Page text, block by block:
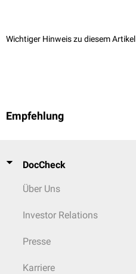
Wichtiger Hinweis zu diesem Artikel
Empfehlung
DocCheck
Über Uns
Investor Relations
Presse
Karriere